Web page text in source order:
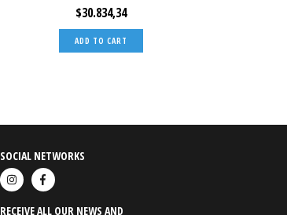
$30.834,34
SOCIAL NETWORKS
RECEIVE ALL OUR NEWS AND